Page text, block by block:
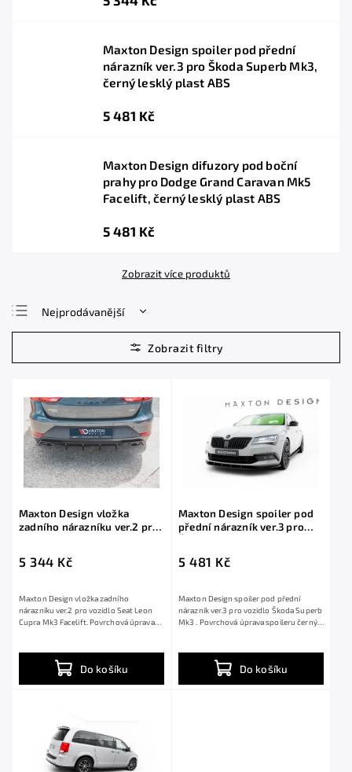
Maxton Design spoiler pod přední
nárazník ver.3 pro Škoda Superb Mk3,
černý lesklý plast ABS
5 481 Kč
Maxton Design difuzory pod boční
prahy pro Dodge Grand Caravan Mk5
Facelift, černý lesklý plast ABS
5 481 Kč
Zobrazit více produktů
Nejprodávanější
Nejlevnější
Nejdražší
Maxton Design vložka
zadního nárazníku ver.2 pro
ABS, ST (combi)
5 344 Kč
Do košíku
Maxton Design vložka zadního
nárazníku ver.2 pro vozidlo Seat Leon
Cupra Mk3 Facelift. Povrchová úprava
Maxton Design spoiler pod
přední nárazník ver.3 pro
5 481 Kč
Do košíku
Maxton Design spoiler pod přední
nárazník ver.3 pro vozidlo Škoda Superb
Mk3 . Povrchová úprava spoileru černý